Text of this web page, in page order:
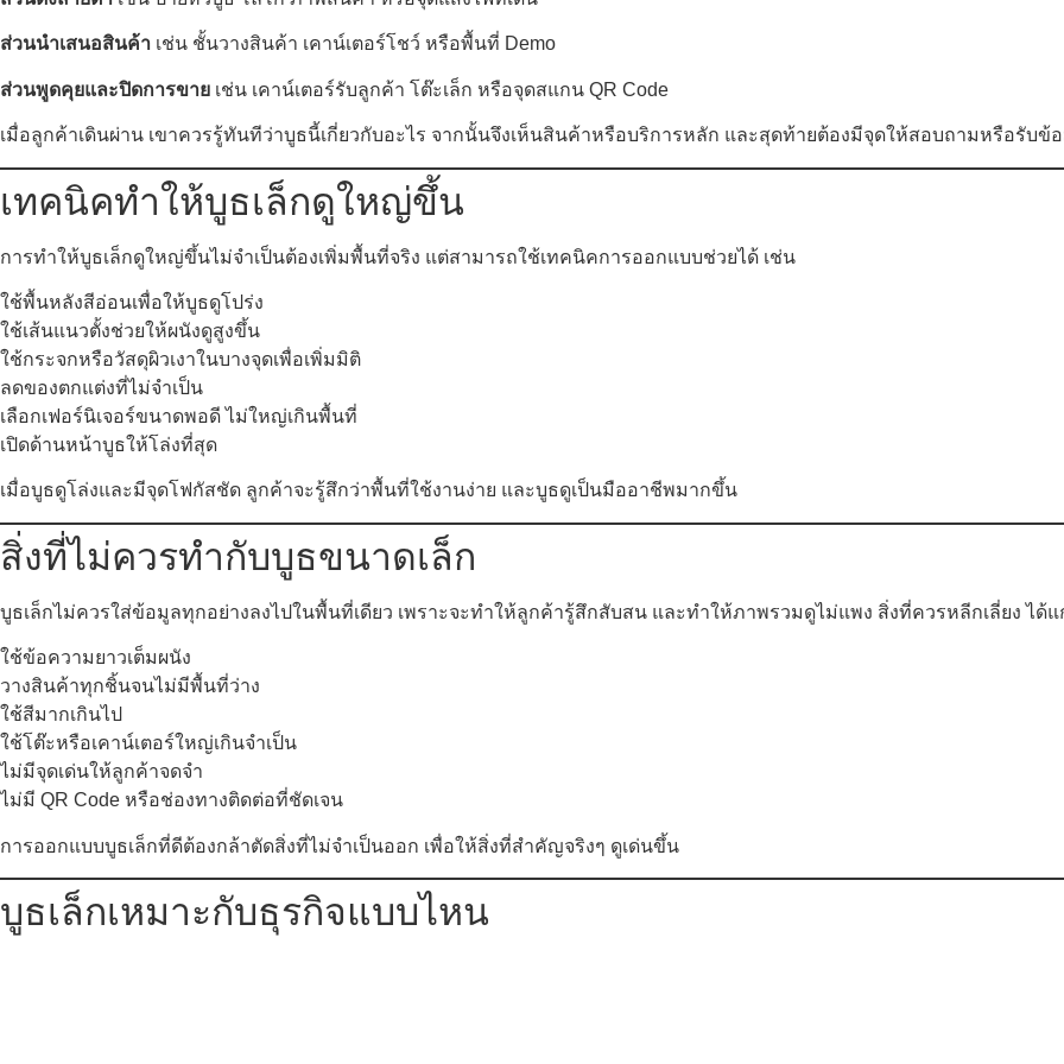
ส่วนนำเสนอสินค้า เช่น ชั้นวางสินค้า เคาน์เตอร์โชว์ หรือพื้นที่ Demo
ส่วนพูดคุยและปิดการขาย เช่น เคาน์เตอร์รับลูกค้า โต๊ะเล็ก หรือจุดสแกน QR Code
เมื่อลูกค้าเดินผ่าน เขาควรรู้ทันทีว่าบูธนี้เกี่ยวกับอะไร จากนั้นจึงเห็นสินค้าหรือบริการหลัก และสุดท้ายต้องมีจุดให้สอบถามหรือรับข้อ
เทคนิคทำให้บูธเล็กดูใหญ่ขึ้น
การทำให้บูธเล็กดูใหญ่ขึ้นไม่จำเป็นต้องเพิ่มพื้นที่จริง แต่สามารถใช้เทคนิคการออกแบบช่วยได้ เช่น
ใช้พื้นหลังสีอ่อนเพื่อให้บูธดูโปร่ง
ใช้เส้นแนวตั้งช่วยให้ผนังดูสูงขึ้น
ใช้กระจกหรือวัสดุผิวเงาในบางจุดเพื่อเพิ่มมิติ
ลดของตกแต่งที่ไม่จำเป็น
เลือกเฟอร์นิเจอร์ขนาดพอดี ไม่ใหญ่เกินพื้นที่
เปิดด้านหน้าบูธให้โล่งที่สุด
เมื่อบูธดูโล่งและมีจุดโฟกัสชัด ลูกค้าจะรู้สึกว่าพื้นที่ใช้งานง่าย และบูธดูเป็นมืออาชีพมากขึ้น
สิ่งที่ไม่ควรทำกับบูธขนาดเล็ก
บูธเล็กไม่ควรใส่ข้อมูลทุกอย่างลงไปในพื้นที่เดียว เพราะจะทำให้ลูกค้ารู้สึกสับสน และทำให้ภาพรวมดูไม่แพง สิ่งที่ควรหลีกเลี่ยง ได้แ
ใช้ข้อความยาวเต็มผนัง
วางสินค้าทุกชิ้นจนไม่มีพื้นที่ว่าง
ใช้สีมากเกินไป
ใช้โต๊ะหรือเคาน์เตอร์ใหญ่เกินจำเป็น
ไม่มีจุดเด่นให้ลูกค้าจดจำ
ไม่มี QR Code หรือช่องทางติดต่อที่ชัดเจน
การออกแบบบูธเล็กที่ดีต้องกล้าตัดสิ่งที่ไม่จำเป็นออก เพื่อให้สิ่งที่สำคัญจริงๆ ดูเด่นขึ้น
บูธเล็กเหมาะกับธุรกิจแบบไหน